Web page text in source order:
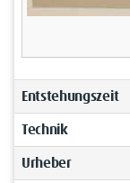
Entstehungszeit
Technik
Urheber